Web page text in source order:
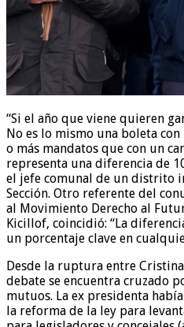
“Si el año que viene quieren
No es lo mismo una boleta
o más mandatos que con un
representa una diferencia de
el jefe comunal de un distrito
Sección. Otro referente del
al Movimiento Derecho al
Kicillof, coincidió: “La
un porcentaje clave en
Desde la ruptura entre
debate se encuentra cruzado
mutuos. La ex presidenta
la reforma de la ley para